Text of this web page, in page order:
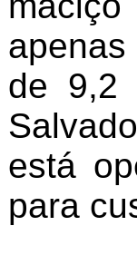
de 9,2
está
para